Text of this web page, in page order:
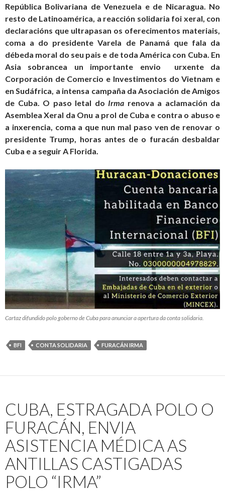
República Bolivariana de Venezuela e de Nicaragua. No
resto de Latinoamérica, a reacción solidaria foi xeral, con
declaracións que ultrapasan os oferecimentos materiais,
coma a do presidente Varela de Panamá que fala da
débeda moral do seu pais e de toda América con Cuba. En
Asia sobrancea un importante envio urxente da
Corporación de Comercio e Investimentos do Vietnam e
en Sudáfrica, a intensa campaña da Asociación de Amigos
de Cuba. O paso letal do Irma renova a aclamación da
Asemblea Xeral da Onu a prol de Cuba e contra o abuso e
a inxerencia, coma a que nun mal paso ven de renovar o
presidente Trump, horas antes de o furacán desbaldar
Cuba e a seguir A Florida.
Cartaz difundido polo goberno de Cuba para anunciar a apertura da conta solidaria.
BFI CONTA SOLIDARIA FURACÁN IRMA
CUBA, ESTRAGADA POLO O
FURACÁN, ENVIA
ASISTENCIA MÉDICA AS
ANTILLAS CASTIGADAS
POLO “IRMA”